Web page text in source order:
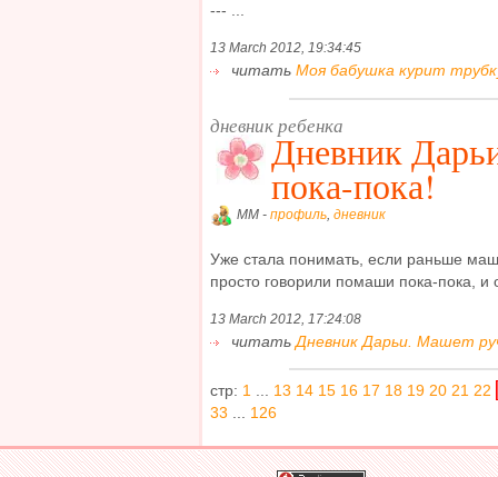
--- ...
13 March 2012, 19:34:45
читать Моя бабушка курит
дневник ребенка
Дневник
пока-пока!
MM - профиль, дневник
Уже стала понимать, если раньше
просто говорили помаши пока-пока,
13 March 2012, 17:24:08
читать Дневник Дарьи. Машет
стр: 1 13 14 15 16 17 18 19 20 21 22
33
126